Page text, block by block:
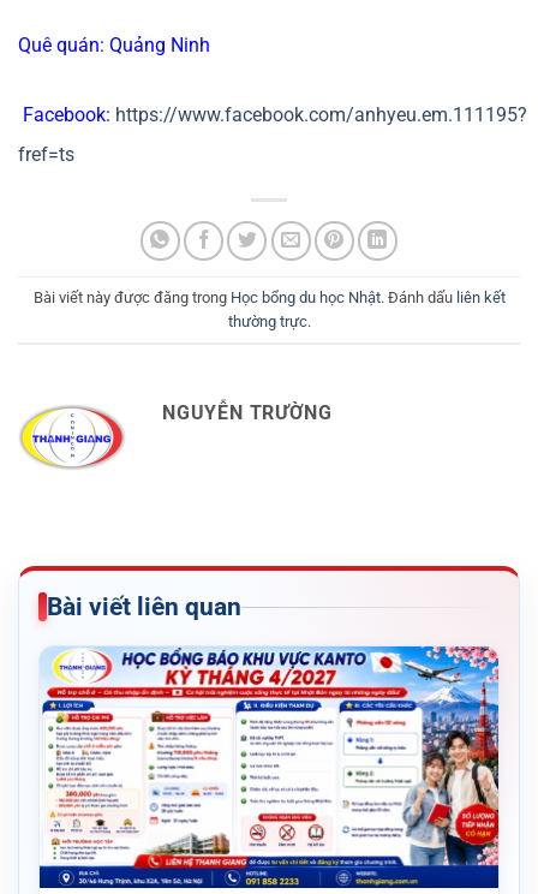
Quê quán: Quảng Ninh
Facebook: https://www.facebook.com/anhyeu.em.111195?
fref=ts
Bài viết này được đăng trong Học bổng du học Nhật. Đánh dấu liên kết
thường trực.
NGUYỄN TRƯỜNG
Bài viết liên quan